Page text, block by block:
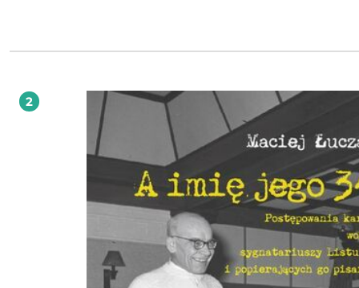
zjawiskach i procesach dotyczących przeszłych, teraźniejszych i przyszłych
spoza świata nauki. z recenzji dr hab. Marii Zielińskiej, prof. UZ Cechą dobrego
wykładu (z którym mamy tu do czynienia) jest jego treściwość połączona ze
zwięzłością. (...) Sprawiło to, że przygotowane zostało obszerne i poważne
kompendium wiedzy z zakresu migracji, bardzo potrzebne na polskim rynku
wydawniczym. Nie ulega też wątpliwości, że otrzymana publikacja, gromadząca
rzetelną wiedzę z wielu dyscyplin, będzie jedną z ważniejszych w dostępnej
literaturze przedmiotu. z recenzji prof. dr hab. Krystyny Romaniszyn
2